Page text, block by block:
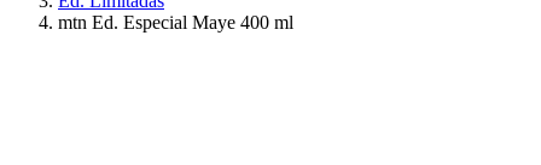
mtn Ed. Especial Maye 400 ml